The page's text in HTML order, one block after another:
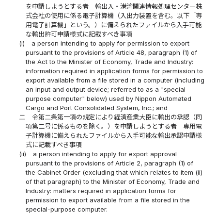
を申請しようとする者 輸出入・港湾関連情報処理センター株
式会社の使用に係る電子計算機（入出力装置を含む。以下「専
用電子計算機」という。）に備えられたファイルから入手可能
な輸出許可申請様式に記載すべき事項
(i)
a person intending to apply for permission to export
pursuant to the provisions of Article 48, paragraph (1) of
the Act to the Minister of Economy, Trade and Industry:
information required in application forms for permission to
export available from a file stored in a computer (including
an input and output device; referred to as a "special-
purpose computer" below) used by Nippon Automated
Cargo and Port Consolidated System, Inc.; and
二
令第二条第一項の規定により経済産業大臣に輸出の承認（同
項第二号に係るものを除く。）を申請しようとする者 専用電
子計算機に備えられたファイルから入手可能な輸出承認申請様
式に記載すべき事項
(ii)
a person intending to apply for export approval
pursuant to the provisions of Article 2, paragraph (1) of
the Cabinet Order (excluding that which relates to item (ii)
of that paragraph) to the Minister of Economy, Trade and
Industry: matters required in application forms for
permission to export available from a file stored in the
special-purpose computer.